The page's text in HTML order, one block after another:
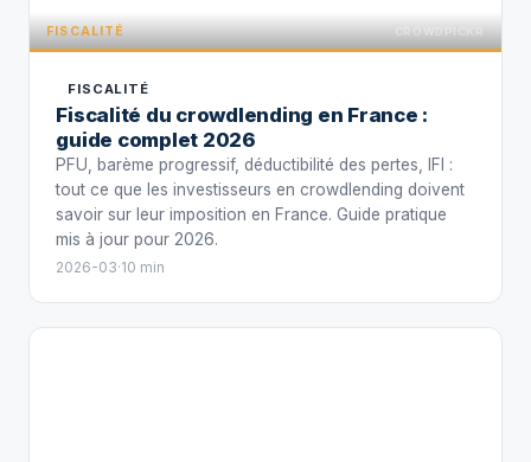
FISCALITÉ CROWDPICKR
FISCALITÉ
Fiscalité du crowdlending en France :
guide complet 2026
PFU, barème progressif, déductibilité des pertes, IFI :
tout ce que les investisseurs en crowdlending doivent
savoir sur leur imposition en France. Guide pratique
mis à jour pour 2026.
2026-03·10 min
MARCHÉ